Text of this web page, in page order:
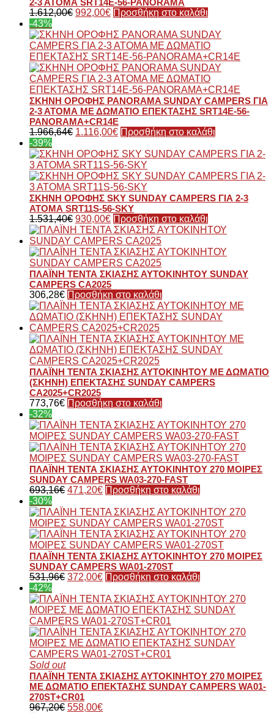
2-3 ΑΤΟΜΑ SRT14E-56-PANORAMA
1.612,00€ 992,00€ Προσθήκη στο καλάθι
-43%
ΣΚΗΝΗ ΟΡΟΦΗΣ PANORAMA SUNDAY CAMPERS ΓΙΑ
2-3 ΑΤΟΜΑ ΜΕ ΔΩΜΑΤΙΟ ΕΠΕΚΤΑΣΗΣ SRT14E-56-
PANORAMA+CR14E
1.966,64€ 1.116,00€ Προσθήκη στο καλάθι
-39%
ΣΚΗΝΗ ΟΡΟΦΗΣ SKY SUNDAY CAMPERS ΓΙΑ 2-3
ΑΤΟΜΑ SRT11S-56-SKY
1.531,40€ 930,00€ Προσθήκη στο καλάθι
ΠΛΑΪΝΗ ΤΕΝΤΑ ΣΚΙΑΣΗΣ ΑΥΤΟΚΙΝΗΤΟΥ SUNDAY
CAMPERS CA2025
306,28€ Προσθήκη στο καλάθι
ΠΛΑΪΝΗ ΤΕΝΤΑ ΣΚΙΑΣΗΣ ΑΥΤΟΚΙΝΗΤΟΥ ΜΕ ΔΩΜΑΤΙΟ
(ΣΚΗΝΗ) ΕΠΕΚΤΑΣΗΣ SUNDAY CAMPERS
CA2025+CR2025
773,76€ Προσθήκη στο καλάθι
-32%
ΠΛΑΪΝΗ ΤΕΝΤΑ ΣΚΙΑΣΗΣ ΑΥΤΟΚΙΝΗΤΟΥ 270 ΜΟΙΡΕΣ
SUNDAY CAMPERS WA03-270-FAST
693,16€ 471,20€ Προσθήκη στο καλάθι
-30%
ΠΛΑΪΝΗ ΤΕΝΤΑ ΣΚΙΑΣΗΣ ΑΥΤΟΚΙΝΗΤΟΥ 270 ΜΟΙΡΕΣ
SUNDAY CAMPERS WA01-270ST
531,96€ 372,00€ Προσθήκη στο καλάθι
-42%
Sold out
ΠΛΑΪΝΗ ΤΕΝΤΑ ΣΚΙΑΣΗΣ ΑΥΤΟΚΙΝΗΤΟΥ 270 ΜΟΙΡΕΣ
ΜΕ ΔΩΜΑΤΙΟ ΕΠΕΚΤΑΣΗΣ SUNDAY CAMPERS WA01-
270ST+CR01
967,20€ 558,00€